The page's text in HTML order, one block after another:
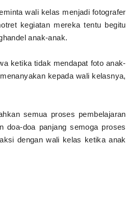
wali kelas menjadi fotografer
kegiatan mereka tentu begitu
anak-anak.
ketika tidak mendapat foto anak-
kepada wali kelasnya,
semua proses pembelajaran
doa-doa panjang semoga proses
dengan wali kelas ketika anak